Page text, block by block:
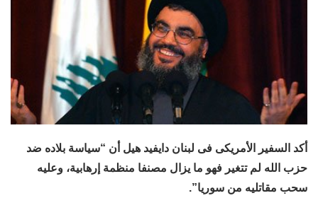
أكد السفير الأمريكى فى لبنان دايفيد هيل أن “سياسة بلاده ضد
حزب الله لم تتغير فهو ما يزال مصنفا منظمة إرهابية، وعليه
سحب مقاتليه من سوريا”.